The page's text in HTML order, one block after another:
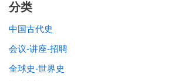
分类
中国古代史
会议-讲座-招聘
全球史-世界史